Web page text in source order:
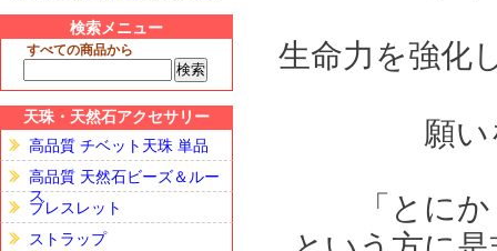
検索メニュー
すべての商品から
天珠・天然石アクセサリー
高品質 チベット天珠 単品
高品質 天然石ビーズ＆ルー
ス
ブレスレット
ストラップ
生命力を強化
願
「とに